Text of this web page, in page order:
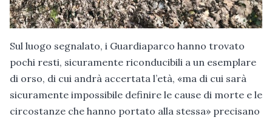
Sul luogo segnalato, i Guardiaparco hanno trovato
pochi resti, sicuramente riconducibili a un esemplare
di orso, di cui andrà accertata l’età, «ma di cui sarà
sicuramente impossibile definire le cause di morte e le
circostanze che hanno portato alla stessa» precisano